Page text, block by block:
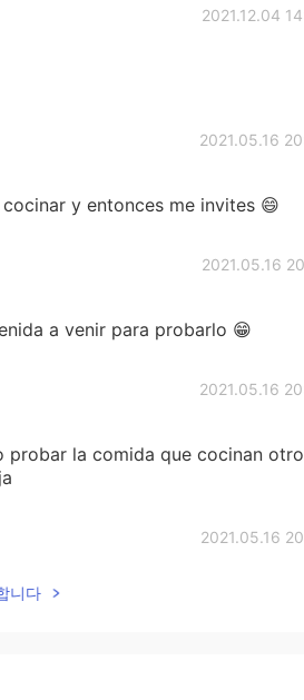
2021.12.04
2021.05.16
y entonces me invites 😄
2021.05.16
a venir para probarlo 😁
2021.05.16
probar la comida que cocinan
2021.05.16
니다